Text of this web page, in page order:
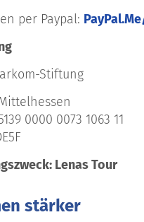
per Paypal:
Stiftung
0000 0073 1063 11
Lenas Tour
stärker